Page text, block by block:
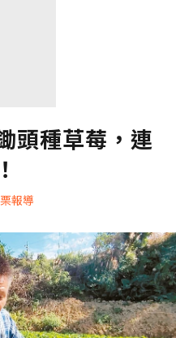
頭種草莓，連
報導